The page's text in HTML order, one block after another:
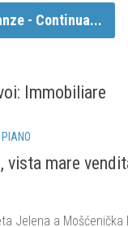
- Continua...
Immobiliare
PIANO
vista mare
Jelena a Mošćenička